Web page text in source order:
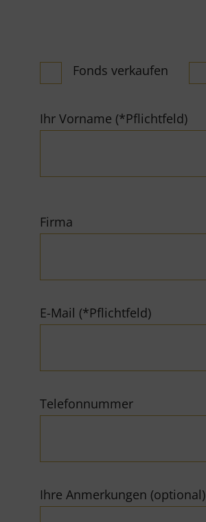
Fonds verkaufen
Ihr Vorname (*Pflichtfeld)
Firma
E-Mail (*Pflichtfeld)
Telefonnummer
Ihre Anmerkungen (optional)